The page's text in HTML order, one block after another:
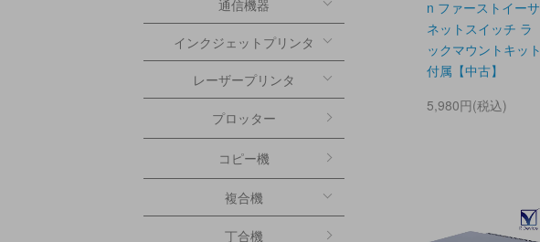
n ファーストイーサ
ネットスイッチ ラ
ックマウントキット
付属【中古】
5,980円(税込)
通信機器
インクジェットプリンタ
レーザープリンタ
プロッター
コピー機
複合機
丁合機